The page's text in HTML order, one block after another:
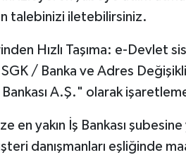
talebinizi iletebilirsiniz.
Hızlı Taşıma: e-Devlet
/ Banka ve Adres
A.Ş." olarak
en yakın İş Bankası şubesine
danışmanları eşliğinde